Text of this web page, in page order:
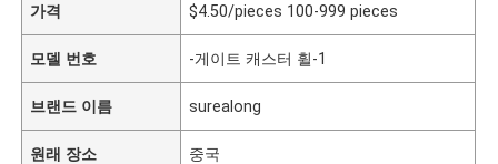
가격 $4.50/pieces 100-999 pieces
모델 번호 -게이트 캐스터 휠-1
브랜드 이름 surealong
원래 장소 중국